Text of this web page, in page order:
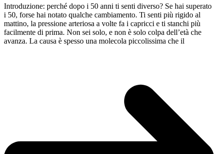
Introduzione: perché dopo i 50 anni ti senti diverso? Se hai superato
i 50, forse hai notato qualche cambiamento. Ti senti più rigido al
mattino, la pressione arteriosa a volte fa i capricci e ti stanchi più
facilmente di prima. Non sei solo, e non è solo colpa dell’età che
avanza. La causa è spesso una molecola piccolissima che il